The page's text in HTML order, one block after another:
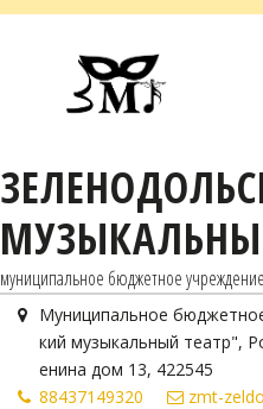
муниципальное бюджетное учреждение
Муниципальное
кий музыкальный театр",
енина дом 13, 422545
884371 49320 zmt-